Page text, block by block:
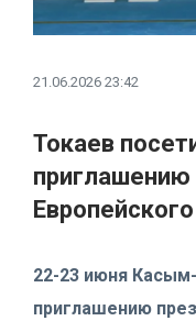
21.06.2026 23:42
Токаев
приглашению
22-23 июня
приглашению